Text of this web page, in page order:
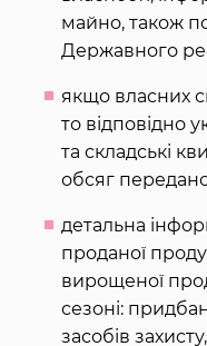
майно, також
Державного
якщо власних
то відповідно
та складські
обсяг
детальна
проданої
вирощеної
сезоні:
засобів